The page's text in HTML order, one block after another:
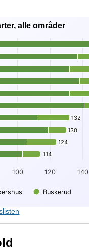
181.
alle områder
132
132
130
130
124
124
114
114
Buskerud
100 120 140